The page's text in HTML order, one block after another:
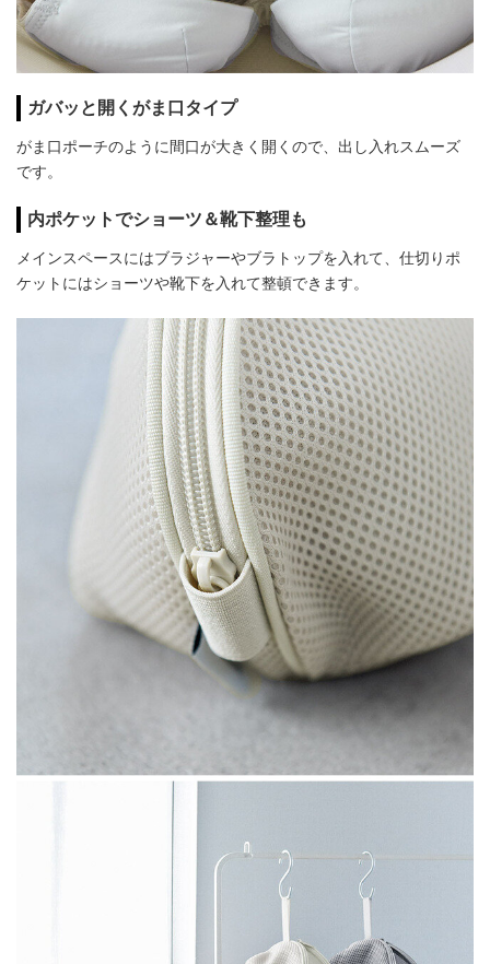
ガバッと開くがま口タイプ
がま口ポーチのように間口が大きく開くので、出し入れスムーズ
です。
内ポケットでショーツ＆靴下整理も
メインスペースにはブラジャーやブラトップを入れて、仕切りポ
ケットにはショーツや靴下を入れて整頓できます。